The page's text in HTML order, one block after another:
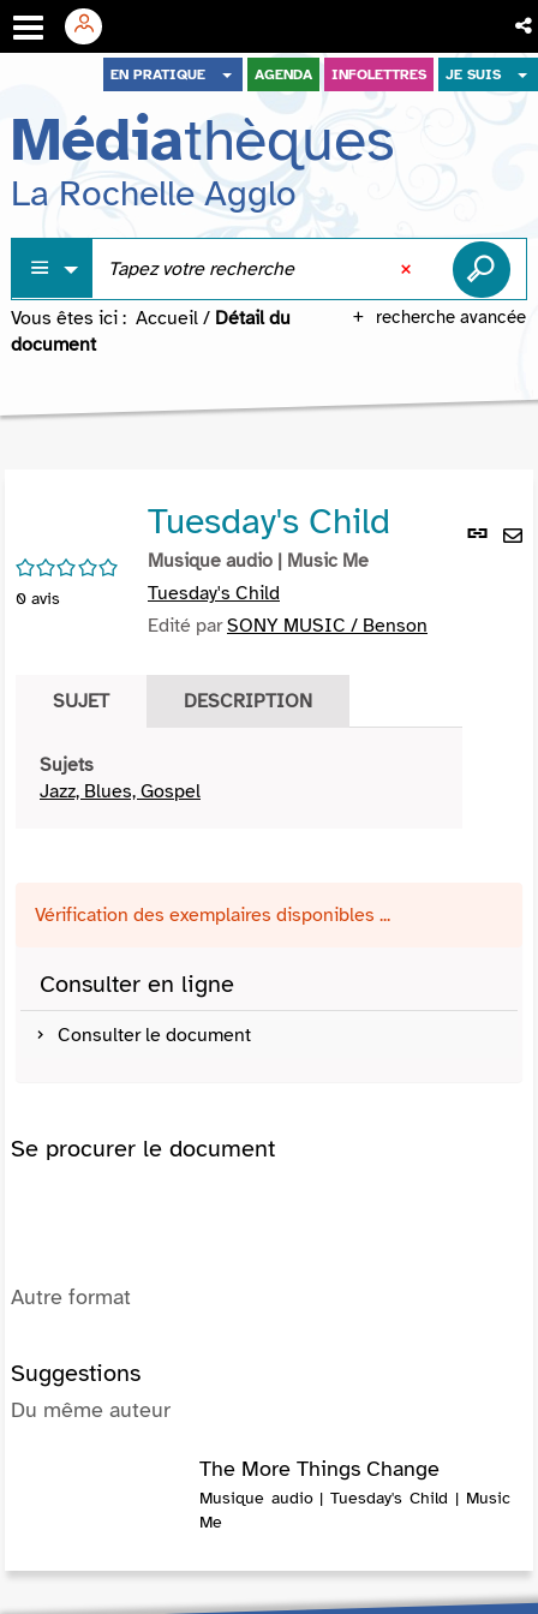
menu
contenu
recherche
EN PRATIQUE AGENDA INFOLETTRES JE SUIS
Médiathèques
La Rochelle Agglo
recherche avancée
Vous êtes ici : Accueil / Détail du
document
Lien
/5
0 avis
Tuesday's Child
Musique audio | Music Me
Tuesday's Child
Edité parSONY MUSIC / Benson
SUJET DESCRIPTION
Sujets
Jazz, Blues, Gospel
Vérification des exemplaires disponibles ...
Consulter en ligne
Consulter le document
Se procurer le document
Autre format
Suggestions
Du même auteur
The More Things Change
Musique audio | Tuesday's Child | Music
Me